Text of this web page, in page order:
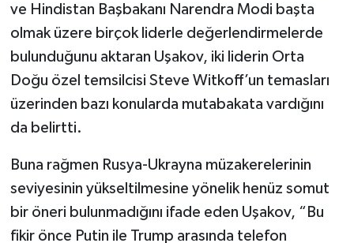
ve Hindistan Başbakanı Narendra Modi başta
olmak üzere birçok liderle değerlendirmelerde
bulunduğunu aktaran Uşakov, iki liderin Orta
Doğu özel temsilcisi Steve Witkoff’un temasları
üzerinden bazı konularda mutabakata vardığını
da belirtti.
Buna rağmen Rusya-Ukrayna müzakerelerinin
seviyesinin yükseltilmesine yönelik henüz somut
bir öneri bulunmadığını ifade eden Uşakov, “Bu
fikir önce Putin ile Trump arasında telefon